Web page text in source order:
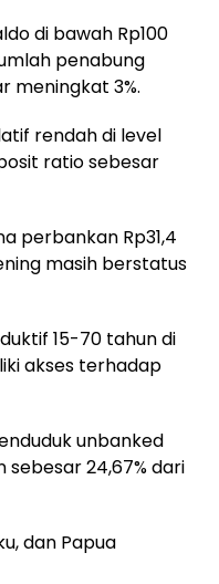
di bawah Rp100
penabung
meningkat 3%.
rendah di level
ratio sebesar
perbankan Rp31,4
masih berstatus
15-70 tahun di
akses terhadap
unbanked
24,67% dari
dan Papua